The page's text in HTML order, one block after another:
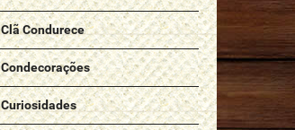
Clã Condurece
Condecorações
Curiosidades